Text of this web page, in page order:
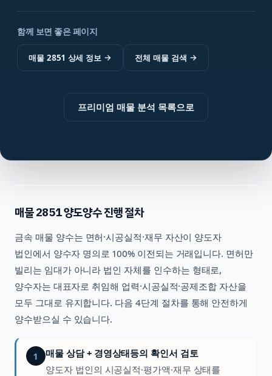
함께 보면 좋은 페이지
매물 2851 상세 정보 → 전체 매물 검색 →
프리미엄 매물 분석 목록으로
매물2851양도양수 진행 절차
금속 매물 양수는 면허·시공실적·재무 자산이 양도자
법인에서 양수자 명의로 100% 이전되는 거래입니다. 면허만
빌리는 임대가 아니라 법인 자체를 인수하는 형태로,
양수자는 대표자로 취임해 업력·시공실적·공제조합 자산을
모두 그대로 유지합니다. 다음 4단계 절차를 통해 안전하게
양수받으실 수 있습니다.
1
매물 상담 + 경영상태등의 확인서 검토
양도자 법인의 시공실적·평가액·재무 상태를